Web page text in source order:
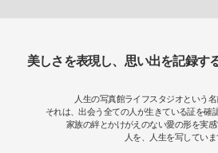
美しさを表現し、思い出を記録す
人生の写真館ライフスタジオという名
それは、出会う全ての人が生きている証を確
家族の絆とかけがえのない愛の形を実感
人を、人生を写していま